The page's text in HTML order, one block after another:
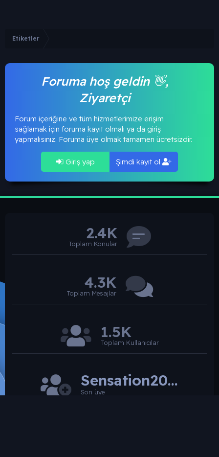
Etiketler
Foruma hoş geldin 👋,
Ziyaretçi
Forum içeriğine ve tüm hizmetlerimize erişim
sağlamak için foruma kayıt olmalı ya da giriş
yapmalısınız. Foruma üye olmak tamamen ücretsizdir.
Giriş yap Şimdi kayıt ol
2.4K
Toplam Konular
4.3K
Toplam Mesajlar
1.5K
Toplam Kullanıcılar
Sensation2026
Son üye